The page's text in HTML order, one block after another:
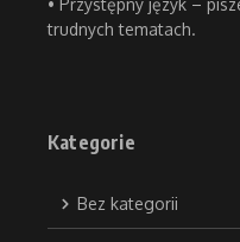
• Przystępny język –
trudnych tematach.
Kategorie
Bez kategorii